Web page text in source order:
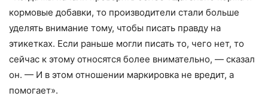
кормовые добавки, то производители стали больше
уделять внимание тому, чтобы писать правду на
этикетках. Если раньше могли писать то, чего нет, то
сейчас к этому относятся более внимательно, — сказал
он. — И в этом отношении маркировка не вредит, а
помогает».